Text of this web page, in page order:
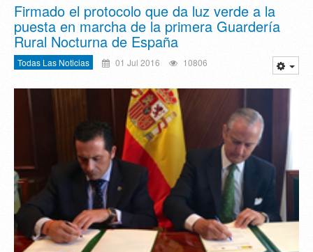
Firmado el protocolo que da luz verde a la
puesta en marcha de la primera Guardería
Rural Nocturna de España
Todas Las Noticias 01 Jul 2016 10806